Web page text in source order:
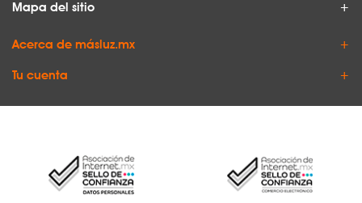
Mapa del sitio
Acerca de másluz.mx
Tu cuenta